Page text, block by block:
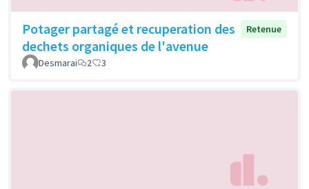
Potager partagé et recuperation des
dechets organiques de l'avenue
Retenue
Desmarai 2 3